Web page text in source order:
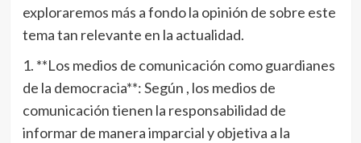
exploraremos más a fondo la opinión de sobre este
tema tan relevante en la actualidad.
1. **Los medios de comunicación como guardianes
de la democracia**: Según , los medios de
comunicación tienen la responsabilidad de
informar de manera imparcial y objetiva a la